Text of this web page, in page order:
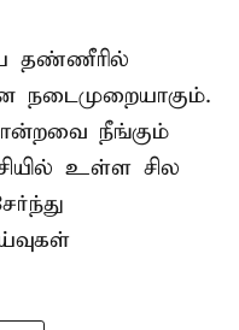
தண்ணீரில்
நடைமுறையாகும்.
நீங்கும்
உள்ள சில